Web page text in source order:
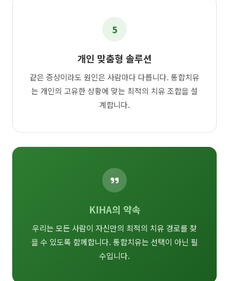
5
개인 맞춤형 솔루션
같은 증상이라도 원인은 사람마다 다릅니다. 통합치유
는 개인의 고유한 상황에 맞는 최적의 치유 조합을 설
계합니다.
KIHA의 약속
우리는 모든 사람이 자신만의 최적의 치유 경로를 찾
을 수 있도록 함께합니다. 통합치유는 선택이 아닌 필
수입니다.